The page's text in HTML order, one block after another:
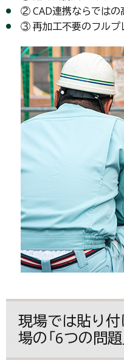
② CAD連携ならではの
③ 再加工不要のフルプ
現場では貼り付
場の「6つの問